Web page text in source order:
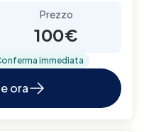
Prezzo
100€
immediata
ora